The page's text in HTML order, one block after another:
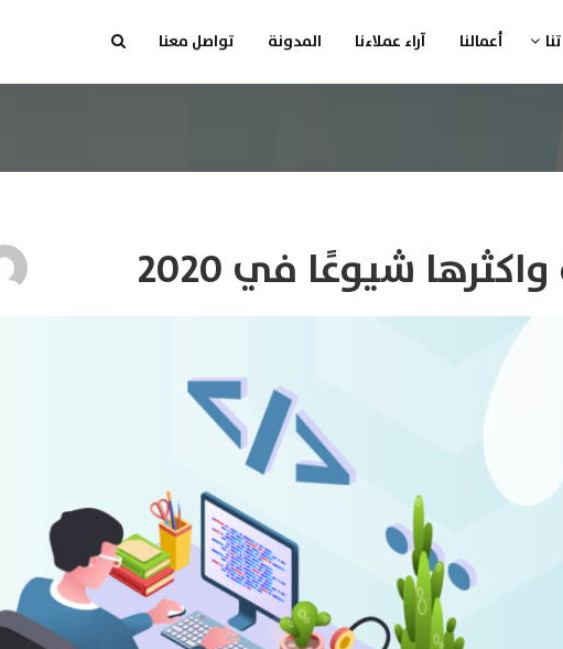
أعمالنا آراء عملاءنا المدونة تواصل معنا
شيوعًا في 2020